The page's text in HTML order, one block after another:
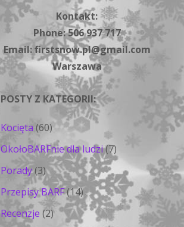
Kontakt:
Phone: 506 937 717
Email: firstsnow.pl@gmail.com
Warszawa
POSTY Z KATEGORII:
Kocięta (60)
OkołoBARFnie dla ludzi(7)
Porady(3)
Przepisy BARF(14)
Recenzje (2)